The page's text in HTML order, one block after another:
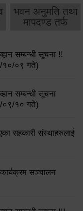
भवन अनुमति तथा
मापदण्ड तर्फ
सम्बन्धी सूचना !!
१०/०९ गते)
सम्बन्धी सूचना
०९/१० गते)
सहकारी संस्थाहरुलाई
कार्यक्रम सञ्चालन